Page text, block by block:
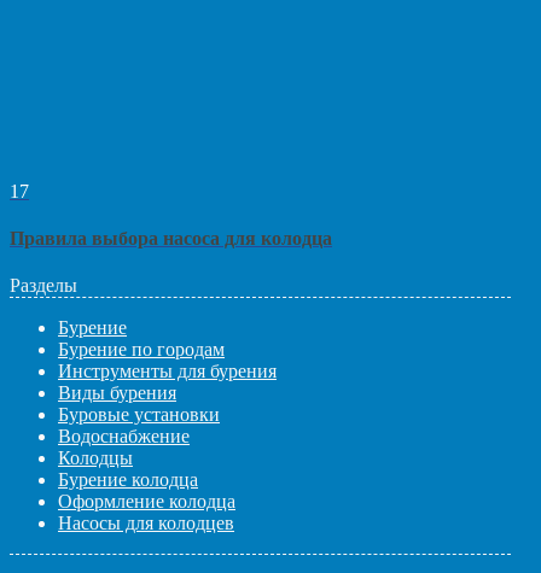
17
Правила выбора насоса для колодца
Разделы
Бурение
Бурение по городам
Инструменты для бурения
Виды бурения
Буровые установки
Водоснабжение
Колодцы
Бурение колодца
Оформление колодца
Насосы для колодцев